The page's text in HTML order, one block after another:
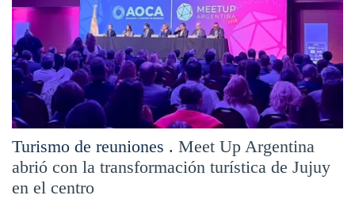
Turismo de reuniones . Meet Up Argentina
abrió con la transformación turística de Jujuy
en el centro